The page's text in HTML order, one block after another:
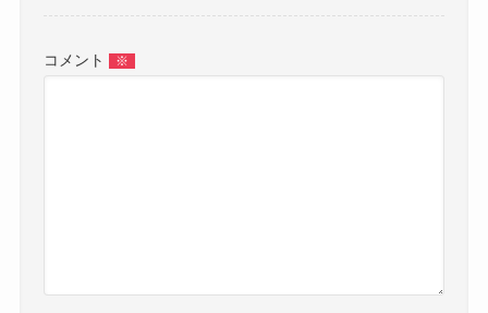
コメント ※